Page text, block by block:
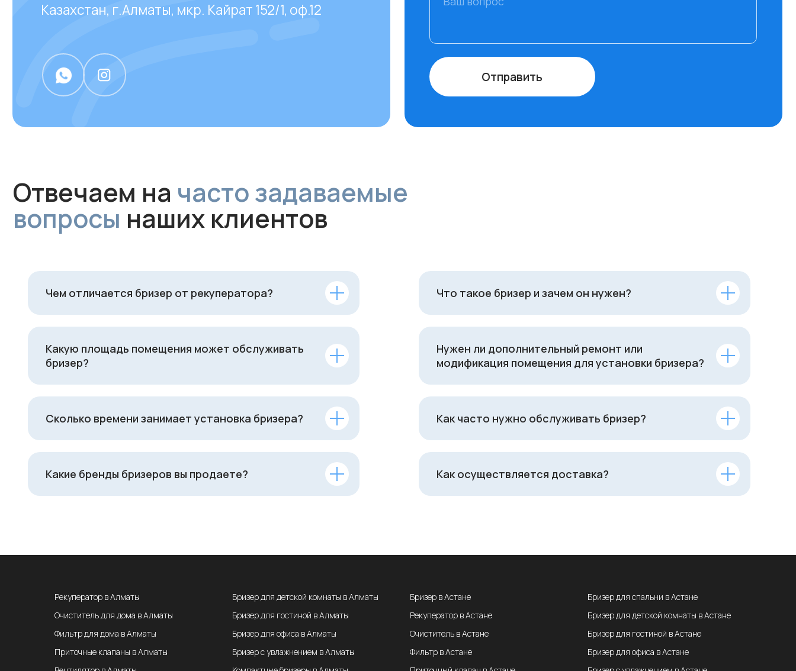
Отвечаем начасто задаваемые
Чем отличается бризер от рекуператора? Что такое бризер и зачем он нужен?
Какую площадь помещения может обслуживать
бризер?
Нужен ли дополнительный ремонт или
модификация помещения для установки бризера?
Сколько времени занимает установка бризера? Как часто нужно обслуживать бризер?
Какие бренды бризеров вы продаете? Как осуществляется доставка?
Рекуператор в Алматы
Очиститель для дома в Алматы
Фильтр для дома в Алматы
Приточные клапаны в Алматы
Бризер для детской комнаты в Алматы
Бризер для гостиной в Алматы
Бризер для офиса в Алматы
Бризер с увлажнением в Алматы
Бризер в Астане
Рекуператор в Астане
Очиститель в Астане
Фильтр в Астане
Бризер для спальни в Астане
Бризер для детской комнаты в Астане
Бризер для гостиной в Астане
Бризер для офиса в Астане